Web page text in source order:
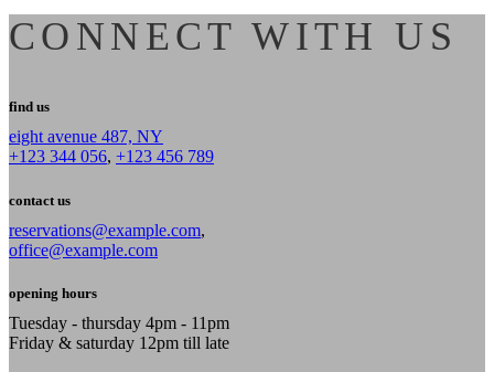
CONNECT WITH US
find us
eight avenue 487, NY
+123 344 056, +123 456 789
contact us
reservations@example.com,
office@example.com
opening hours
Tuesday - thursday 4pm - 11pm
Friday & saturday 12pm till late